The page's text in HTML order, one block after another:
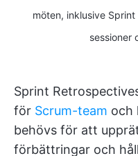
möten, inklusive
sessioner
Sprint
för Scrum-team och
behövs för att
förbättringar och